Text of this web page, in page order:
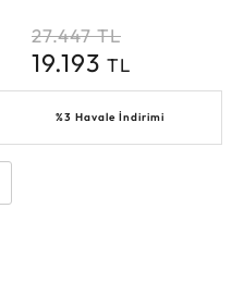
27.447 TL
19.193 TL
%3 Havale İndirimi